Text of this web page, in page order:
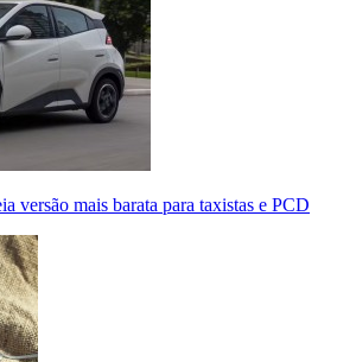
versão mais barata para taxistas e PCD